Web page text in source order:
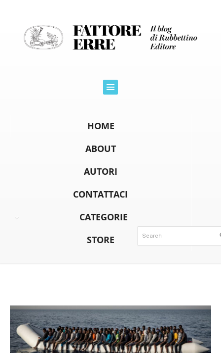
HOME
ABOUT
AUTORI
CONTATTACI
CATEGORIE
STORE